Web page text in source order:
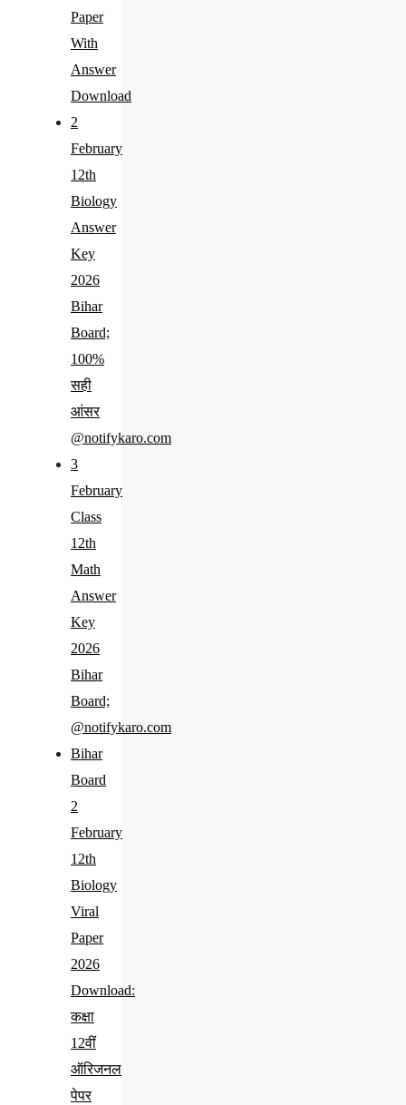
Paper
With
Answer
Download
2
February
12th
Biology
Answer
Key
2026
Bihar
Board;
100%
सही
आंसर
@notifykaro.com
3
February
Class
12th
Math
Answer
Key
2026
Bihar
Board;
@notifykaro.com
Bihar
Board
2
February
12th
Biology
Viral
Paper
2026
Download:
कक्षा
12वीं
ऑरिजनल
पेपर